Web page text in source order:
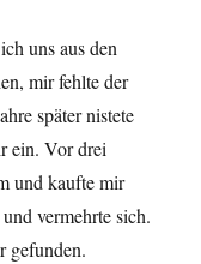
uns aus den
mir fehlte der
später nistete
ein. Vor drei
und kaufte mir
vermehrte sich.
gefunden.